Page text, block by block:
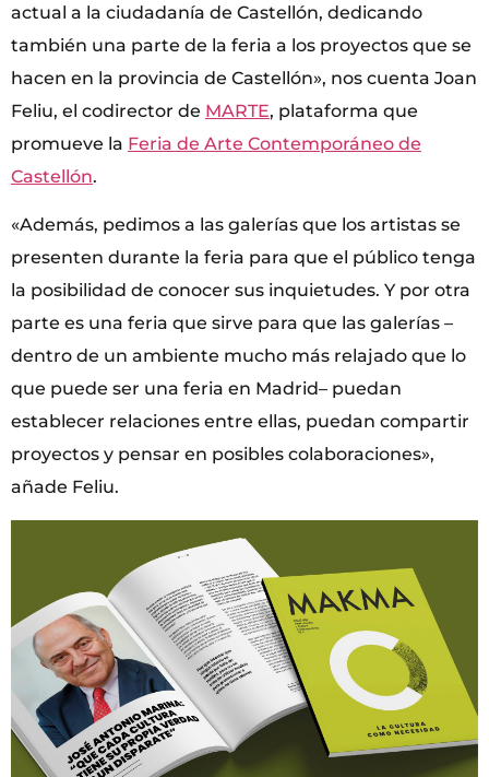
actual a la ciudadanía de Castellón, dedicando
también una parte de la feria a los proyectos que se
hacen en la provincia de Castellón», nos cuenta Joan
Feliu, el codirector de MARTE, plataforma que
promueve la Feria de Arte Contemporáneo de
Castellón.
«Además, pedimos a las galerías que los artistas se
presenten durante la feria para que el público tenga
la posibilidad de conocer sus inquietudes. Y por otra
parte es una feria que sirve para que las galerías –
dentro de un ambiente mucho más relajado que lo
que puede ser una feria en Madrid– puedan
establecer relaciones entre ellas, puedan compartir
proyectos y pensar en posibles colaboraciones»,
añade Feliu.